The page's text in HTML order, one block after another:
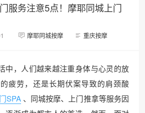
服务注意5点！摩耶同城上门
摩耶同城按摩 重庆按摩
中，人们越来越注重身体与心灵的放
疲劳，还是长期伏案导致的肩颈酸
SPA 、同城按摩、上门推拿等服务因